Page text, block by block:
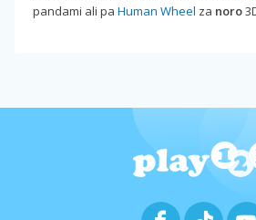
pandami ali pa Human Wheel za noro